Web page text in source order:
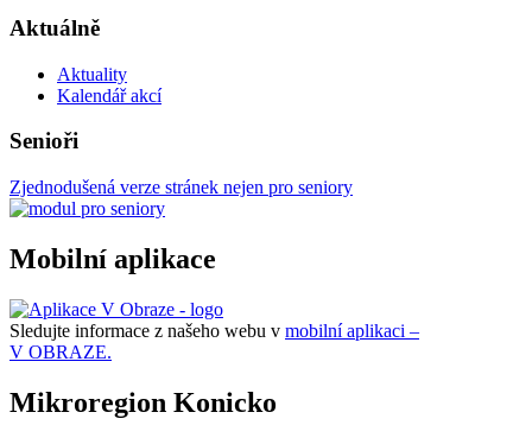
Aktuálně
Aktuality
Kalendář akcí
Senioři
Zjednodušená verze stránek nejen pro seniory
Mobilní aplikace
Sledujte informace z našeho webu v mobilní aplikaci –
V OBRAZE.
Mikroregion Konicko